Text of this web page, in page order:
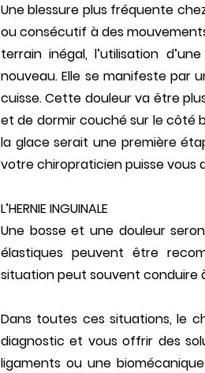
Une blessure plus fréquente
ou consécutif à des
terrain inégal, l’utilisation
nouveau. Elle se manifeste par
cuisse. Cette douleur va être
et de dormir couché sur le côté
la glace serait une première
votre chiropraticien puisse vous
L’HERNIE INGUINALE
Une bosse et une douleur
élastiques peuvent être
situation peut souvent conduire
Dans toutes ces situations, le
diagnostic et vous offrir des
ligaments ou une